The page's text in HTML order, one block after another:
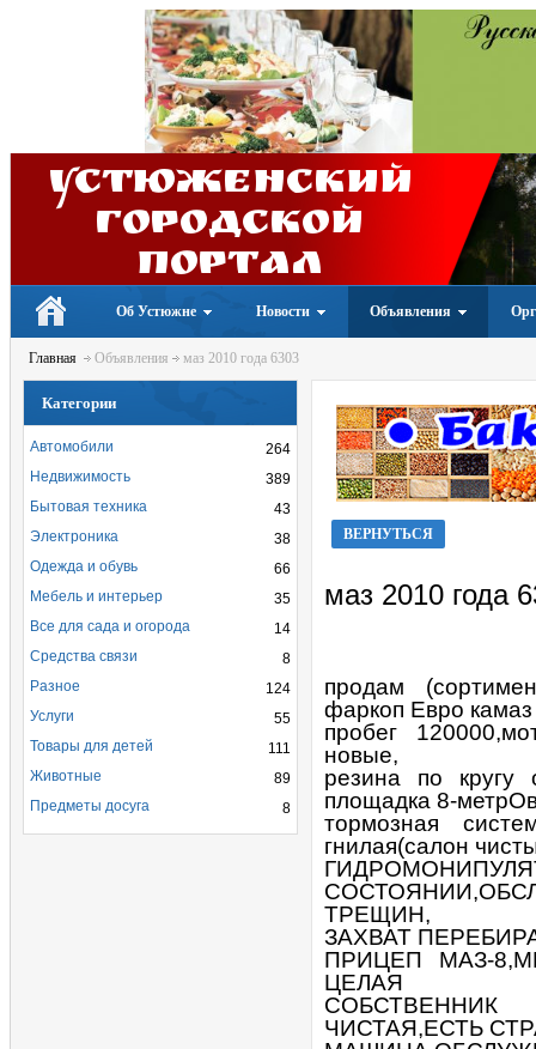
Устюженский
Городской
портал
Об Устюжне Новости Объявления
Главная Объявления маз 2010 года 6303
ВЕРНУТЬСЯ
маз 2010 года
продам
фаркоп Евро камаз
пробег
новые,
резина по кругу
площадка 8-
тормозная
гнилая(салон
ТРЕЩИН,
ЗАХВАТ
ПРИЦЕП МАЗ-
ЦЕЛАЯ
ЧИСТАЯ,ЕСТЬ
Категории
264
Автомобили
389
Недвижимость
43
Бытовая техника
38
Электроника
66
Одежда и обувь
35
Мебель и интерьер
14
Все для сада и огорода
8
Средства связи
124
Разное
55
Услуги
111
Товары для детей
89
Животные
8
Предметы досуга